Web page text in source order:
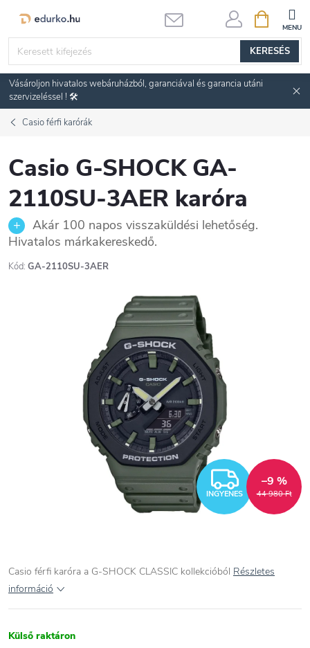
KERESÉS
KOSÁR
Vásároljon hivatalos webáruházból, garanciával és garancia utáni
szervizeléssel ! 🛠️
Casio férfi karórák
Casio G-SHOCK GA-
2110SU-3AER karóra
Akár 100 napos visszaküldési lehetőség.
Hivatalos márkakereskedő.
Kód: GA-2110SU-3AER
INGYENES 44 980 Ft
–9 %
Casio férfi karóra a G-SHOCK CLASSIC kollekcióból Részletes
információ
Külső raktáron